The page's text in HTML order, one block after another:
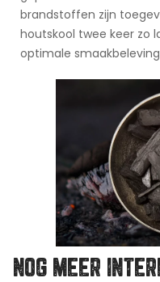
brandstoffen zijn
houtskool twee keer zo
optimale
NOG MEER